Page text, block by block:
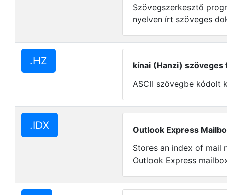
Szövegszerkesztő
nyelven írt szöveges
.HZ
kínai (Hanzi) szöveges
ASCII szövegbe kódolt
.IDX
Outlook Express
Stores an index of mail
Outlook Express